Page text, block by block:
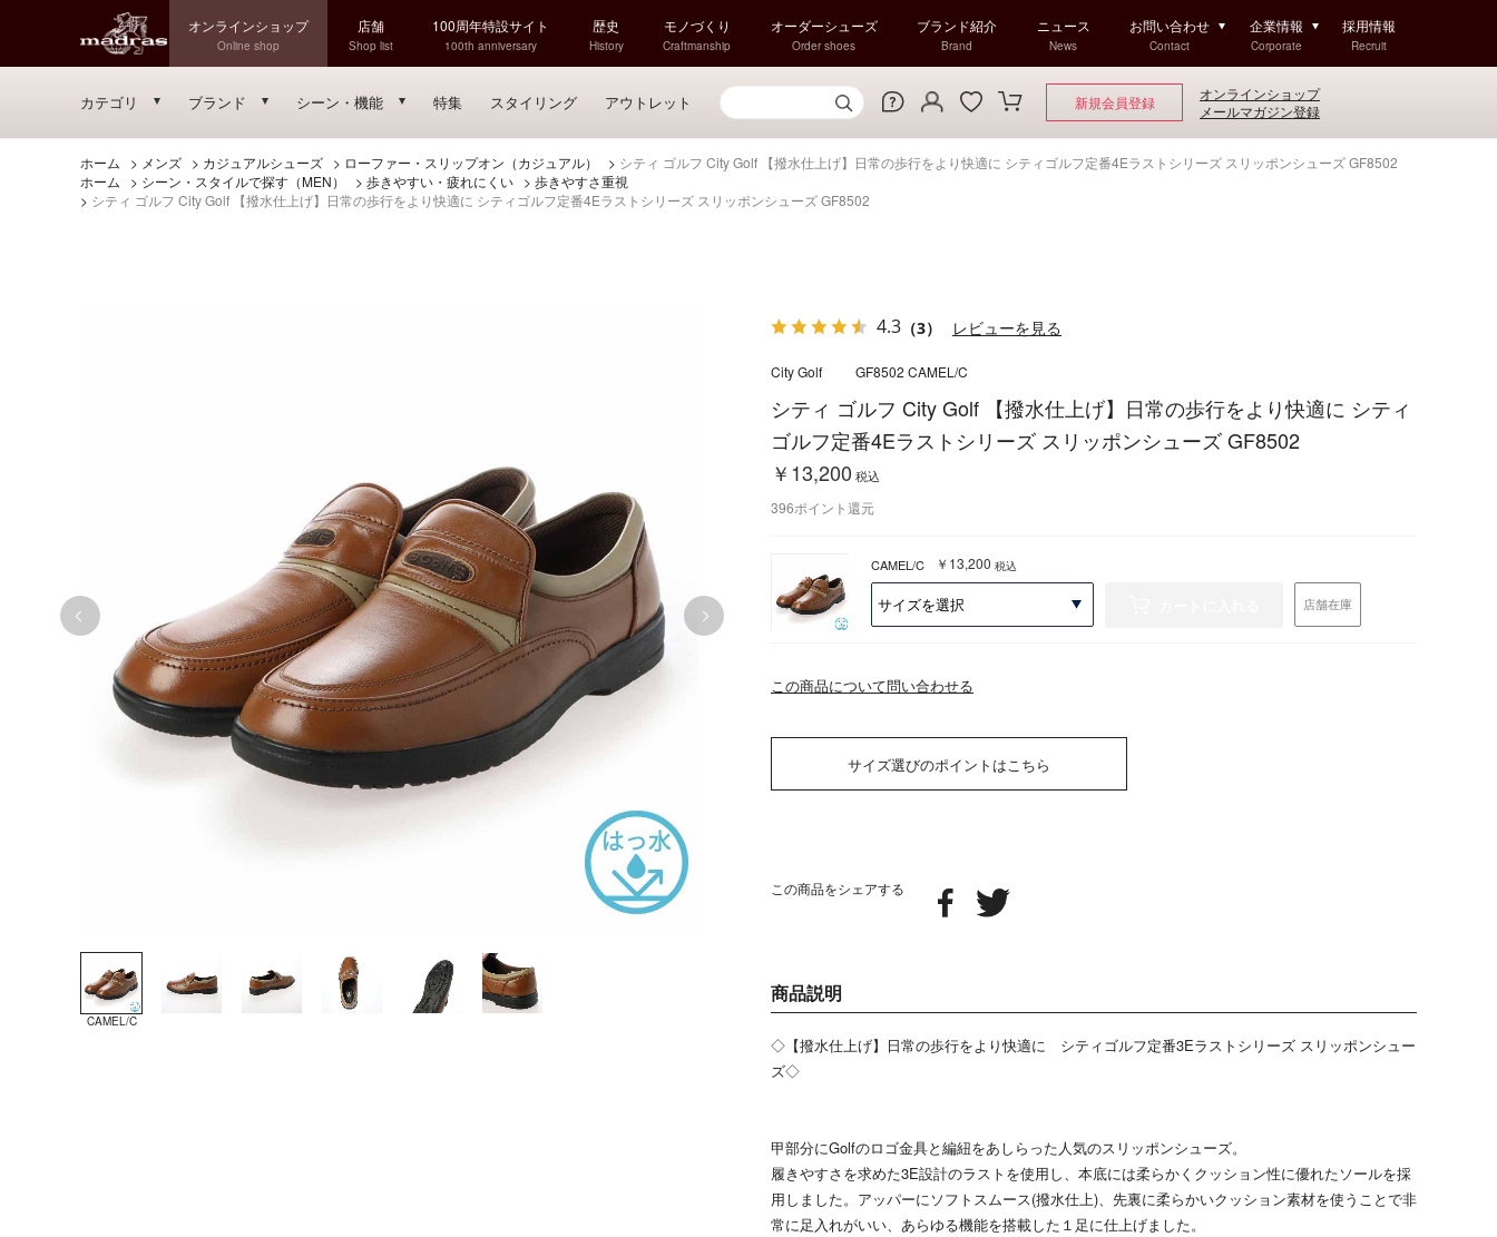
オンラインショップ
Online shop
店舗
Shop list
100周年特設サイト
100th anniversary
歴史
History
モノづくり
Craftmanship
オーダーシューズ
Order shoes
ブランド紹介
Brand
ニュース
News
お問い合わせ
Contact
企業情報
Corporate
採用情報
Recruit
カテゴリ ブランド シーン・機能 特集 スタイリング アウトレット 新規会員登録
オンラインショップ
メールマガジン登録
ホーム > メンズ > カジュアルシューズ > ローファー・スリップオン（カジュアル） > シティ ゴルフ City Golf 【撥水仕上げ】日常の歩行をより快適に シティゴルフ定番4Eラストシリーズ スリッポンシューズ GF8502
ホーム
> シーン・スタイルで探す（MEN） > 歩きやすい・疲れにくい > 歩きやすさ重視
> シティ ゴルフ City Golf 【撥水仕上げ】日常の歩行をより快適に シティゴルフ定番4Eラストシリーズ スリッポンシューズ GF8502
CAMEL/C
この商品をシェアする
4.3 （3） レビューを見る
シティ ゴルフ City Golf 【撥水仕上げ】日常の歩行をより快適に シティ
ゴルフ定番4Eラストシリーズ スリッポンシューズ GF8502
￥13,200 税込
CAMEL/C ￥13,200 税込
店舗在庫
City Golf GF8502 CAMEL/C
396ポイント還元
商品説明
◇【撥水仕上げ】日常の歩行をより快適に シティゴルフ定番3Eラストシリーズ スリッポンシュー
ズ◇
甲部分にGolfのロゴ金具と編紐をあしらった人気のスリッポンシューズ。
履きやすさを求めた3E設計のラストを使用し、本底には柔らかくクッション性に優れたソールを採
用しました。アッパーにソフトスムース(撥水仕上)、先裏に柔らかいクッション素材を使うことで非
常に足入れがいい、あらゆる機能を搭載した１足に仕上げました。
この商品について問い合わせる
サイズ選びのポイントはこちら